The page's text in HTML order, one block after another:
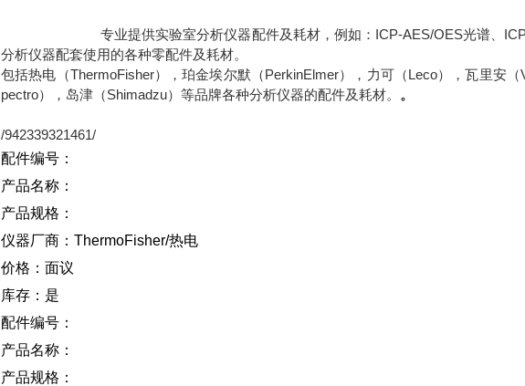
专业提供实验室分析仪器配件及耗材，例如：ICP-AES/OES光谱、ICP-MS
分析仪器配套使用的各种零配件及耗材。
包括热电（ThermoFisher），珀金埃尔默（PerkinElmer），力可（Leco），瓦里安
pectro），岛津（Shimadzu）等品牌各种分析仪器的配件及耗材。 。
/942339321461/
配件编号：
产品名称：
产品规格：
仪器厂商： ThermoFisher/热电
价格：面议
库存：是
配件编号：
产品名称：
产品规格：